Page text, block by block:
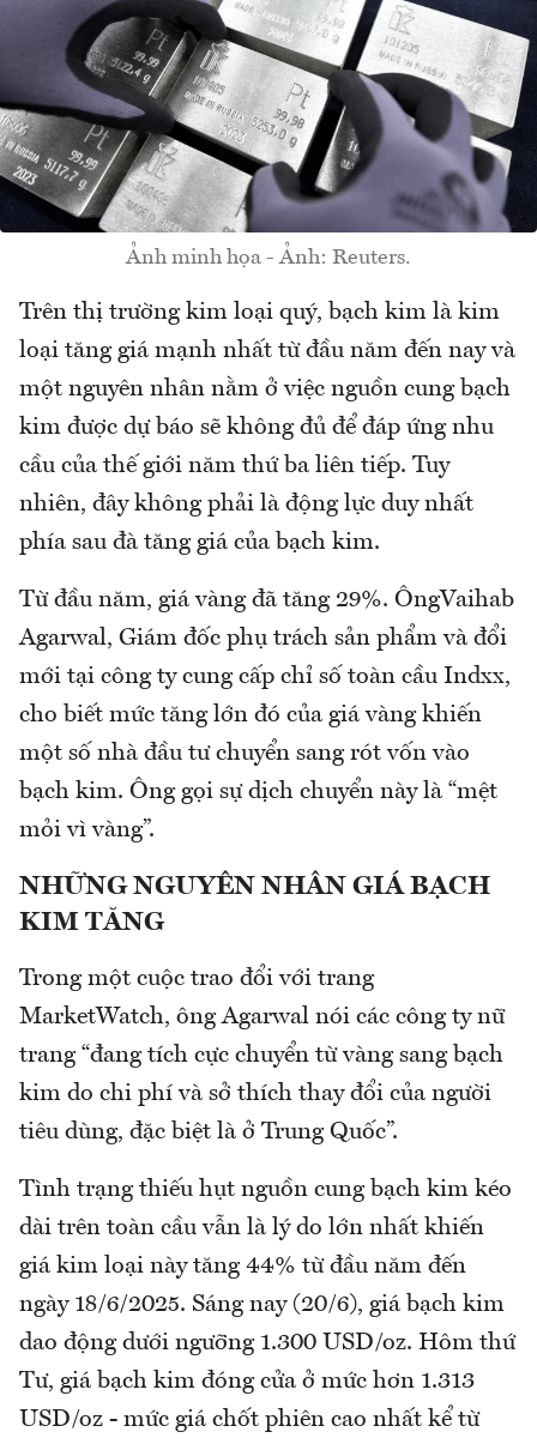
Ảnh minh họa - Ảnh: Reuters.
Trên thị trường kim loại quý, bạch kim là kim
loại tăng giá mạnh nhất từ đầu năm đến nay và
một nguyên nhân nằm ở việc nguồn cung bạch
kim được dự báo sẽ không đủ để đáp ứng nhu
cầu của thế giới năm thứ ba liên tiếp. Tuy
nhiên, đây không phải là động lực duy nhất
phía sau đà tăng giá của bạch kim.
Từ đầu năm, giá vàng đã tăng 29%. ÔngVaihab
Agarwal, Giám đốc phụ trách sản phẩm và đổi
mới tại công ty cung cấp chỉ số toàn cầu Indxx,
cho biết mức tăng lớn đó của giá vàng khiến
một số nhà đầu tư chuyển sang rót vốn vào
bạch kim. Ông gọi sự dịch chuyển này là “mệt
mỏi vì vàng”.
NHỮNG NGUYÊN NHÂN GIÁ BẠCH
KIM TĂNG
Trong một cuộc trao đổi với trang
MarketWatch, ông Agarwal nói các công ty nữ
trang “đang tích cực chuyển từ vàng sang bạch
kim do chi phí và sở thích thay đổi của người
tiêu dùng, đặc biệt là ở Trung Quốc”.
Tình trạng thiếu hụt nguồn cung bạch kim kéo
dài trên toàn cầu vẫn là lý do lớn nhất khiến
giá kim loại này tăng 44% từ đầu năm đến
ngày 18/6/2025. Sáng nay (20/6), giá bạch kim
dao động dưới ngưỡng 1.300 USD/oz. Hôm thứ
Tư, giá bạch kim đóng cửa ở mức hơn 1.313
USD/oz - mức giá chốt phiên cao nhất kể từ